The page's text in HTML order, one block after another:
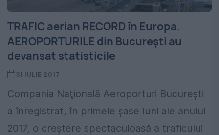
TRAFIC aerian RECORD în Europa.
AEROPORTURILE din Bucureşti au
devansat statisticile
31 IULIE 2017
Compania Naţională Aeroporturi Bucureşti
a înregistrat, în primele șase luni ale anului
2017, o creştere spectaculoasă a traficului